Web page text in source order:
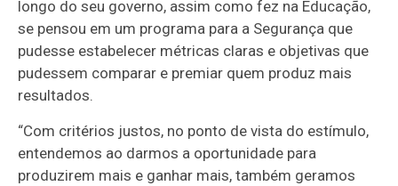
longo do seu governo, assim como fez na Educação,
se pensou em um programa para a Segurança que
pudesse estabelecer métricas claras e objetivas que
pudessem comparar e premiar quem produz mais
resultados.
“Com critérios justos, no ponto de vista do estímulo,
entendemos ao darmos a oportunidade para
produzirem mais e ganhar mais, também geramos